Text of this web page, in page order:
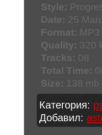
Style:
Date: 25
Format: MP3
Quality: 320
Tracks: 08
Total Time:
Size: 138 mb
Категория:
Добавил: